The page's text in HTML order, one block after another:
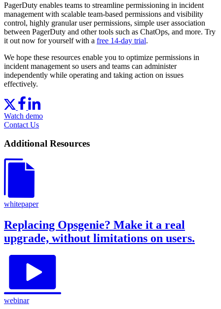
PagerDuty enables teams to streamline permissioning in incident
management with scalable team-based permissions and visibility
control, highly granular user permissions, simple user association
between PagerDuty and other tools such as ChatOps, and more. Try
it out now for yourself with a free 14-day trial.
We hope these resources enable you to optimize permissions in
incident management so users and teams can administer
independently while operating and taking action on issues
effectively.
Watch demo
Contact Us
Additional Resources
whitepaper
Replacing Opsgenie? Make it a real
upgrade, without limitations on users.
webinar